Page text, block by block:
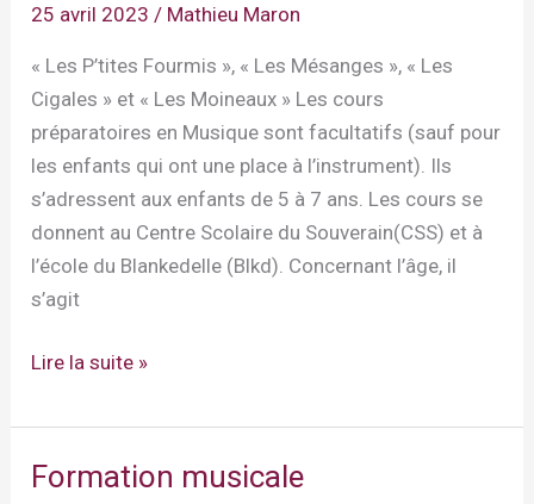
25 avril 2023 / Mathieu Maron
« Les P’tites Fourmis », « Les Mésanges », « Les
Cigales » et « Les Moineaux » Les cours
préparatoires en Musique sont facultatifs (sauf pour
les enfants qui ont une place à l’instrument). Ils
s’adressent aux enfants de 5 à 7 ans. Les cours se
donnent au Centre Scolaire du Souverain(CSS) et à
l’école du Blankedelle (Blkd). Concernant l’âge, il
s’agit
Formation
Préparatoire
Lire la suite »
Formation musicale